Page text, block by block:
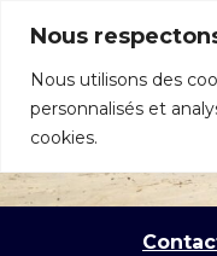
Nous
Nous utilisons des
personnalisés et
cookies.
contenu